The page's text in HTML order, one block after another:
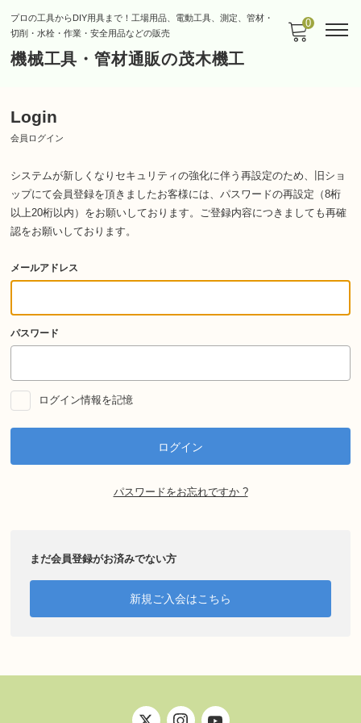
プロの工具からDIY用具まで！工場用品、電動工具、測定、管材・
切削・水栓・作業・安全用品などの販売
機械工具・管材通販の茂木機工
0
Login
会員ログイン
システムが新しくなりセキュリティの強化に伴う再設定のため、旧ショ
ップにて会員登録を頂きましたお客様には、パスワードの再設定（8桁
以上20桁以内）をお願いしております。 ご登録内容につきましても再確
認をお願いしております。
メールアドレス
パスワード
ログイン情報を記憶
パスワードをお忘れですか ?
まだ会員登録がお済みでない方
新規ご入会はこちら